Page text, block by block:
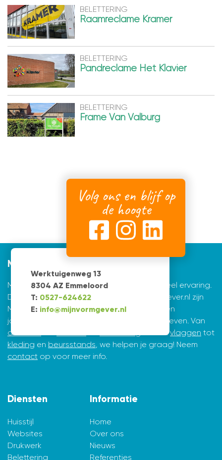
BELETTERING
Raamreclame Kramer
BELETTERING
Pandreclame Het Klavier
BELETTERING
Frame Van Valburg
Werktuigenweg 13
8304 AZ Emmeloord
T: 0527-624622
E: info@mijnvormgever.nl
Volg ons en blijf op
de hoogte
Mijnvormgever
Mijnvormgever.nl: een grafisch bedrijf met veel ervaring.
De creatieve ontwerpers achter Mijnvormgever.nl zijn
Marius de Vries en Erik Tijsma. Beiden hebben
jarenlange ervaring in ontwerpen en vormgeven. Van
drukwerk
en vanvlaggen tot
kleding en beursstands , we helpen je graag! Neem
contact op voor meer info.
Diensten
Huisstijl
Websites
Drukwerk
Belettering
Informatie
Home
Over ons
Nieuws
Referenties